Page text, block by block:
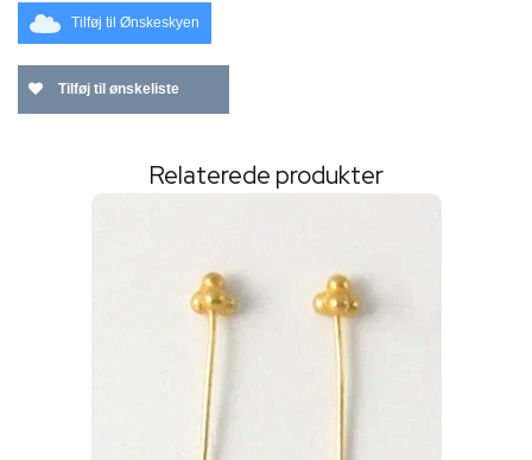
Tilføj til Ønskeskyen
Tilføj til ønskeliste
Relaterede produkter